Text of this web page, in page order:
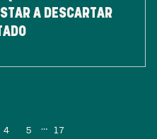
A DESCARTAR
4 5 17